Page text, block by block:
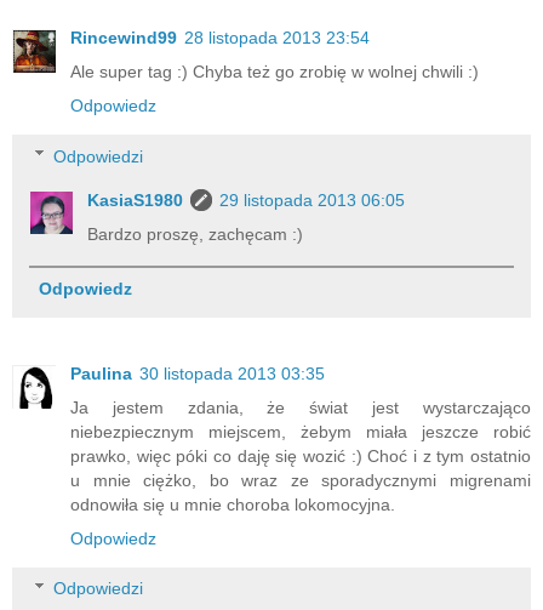
Rincewind99 28 listopada 2013 23:54
Ale super tag :) Chyba też go zrobię w wolnej chwili :)
Odpowiedz
Odpowiedzi
KasiaS1980
29 listopada 2013 06:05
Bardzo proszę, zachęcam :)
Odpowiedz
Paulina 30 listopada 2013 03:35
Ja jestem zdania, że świat jest wystarczająco
niebezpiecznym miejscem, żebym miała jeszcze robić
prawko, więc póki co daję się wozić :) Choć i z tym ostatnio
u mnie ciężko, bo wraz ze sporadycznymi migrenami
odnowiła się u mnie choroba lokomocyjna.
Odpowiedz
Odpowiedzi